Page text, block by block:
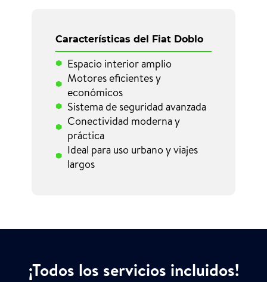
Características del Fiat Doblo
Espacio interior amplio
Motores eficientes y
económicos
Sistema de seguridad avanzada
Conectividad moderna y
práctica
Ideal para uso urbano y viajes
largos
¡Todos los servicios incluidos!